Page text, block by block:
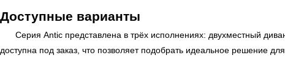
Доступные варианты
Серия Antic представлена в трёх исполнениях: двухместный
доступна под заказ, что позволяет подобрать идеальное решение